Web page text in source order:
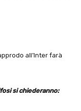
all’Inter farà
si chiederanno: